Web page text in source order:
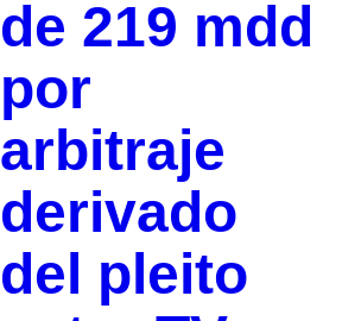
de 219 mdd
por
arbitraje
derivado
del pleito